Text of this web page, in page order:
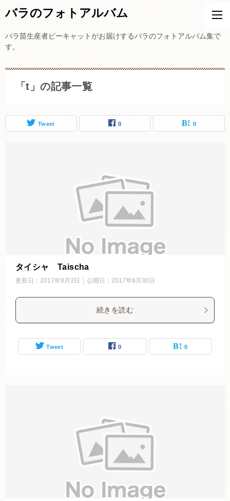
バラのフォトアルバム
バラ苗生産者ピーキャットがお届けするバラのフォトアルバム集で
す。
「t」の記事一覧
Tweet 0 0
タイシャ Taischa
更新日： 2017年9月3日 公開日： 2017年8月30日
続きを読む
Tweet 0 0